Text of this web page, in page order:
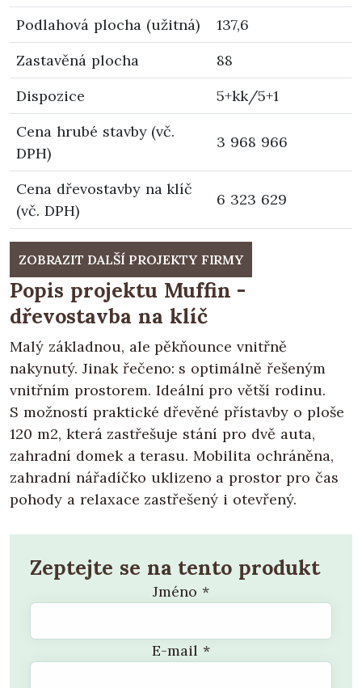
Podlahová plocha (užitná)
137,6
Zastavěná plocha
88
Dispozice
5+kk/5+1
Cena hrubé stavby (vč.
DPH)
3 968 966
Cena dřevostavby na klíč
(vč. DPH)
6 323 629
ZOBRAZIT DALŠÍ PROJEKTY FIRMY
Popis projektu Muffin -
dřevostavba na klíč
Malý základnou, ale pěkňounce vnitřně
nakynutý. Jinak řečeno: s optimálně řešeným
vnitřním prostorem. Ideální pro větší rodinu.
S možností praktické dřevěné přístavby o ploše
120 m2, která zastřešuje stání pro dvě auta,
zahradní domek a terasu. Mobilita ochráněna,
zahradní nářadíčko uklizeno a prostor pro čas
pohody a relaxace zastřešený i otevřený.
Zeptejte se na tento produkt
Jméno *
E-mail *